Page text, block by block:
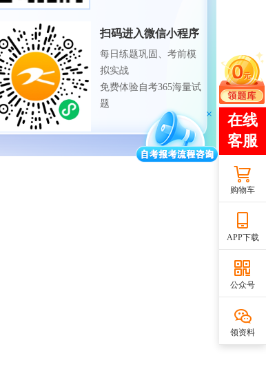
扫码进入微信小程序
每日练题巩固、考前模
拟实战
免费体验自考365海量试
题
购物车
APP下载
公众号
领资料